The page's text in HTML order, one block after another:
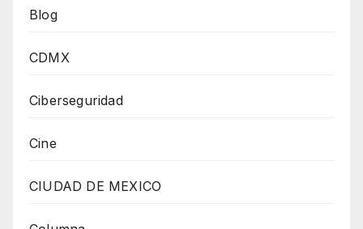
Blog
CDMX
Ciberseguridad
Cine
CIUDAD DE MEXICO